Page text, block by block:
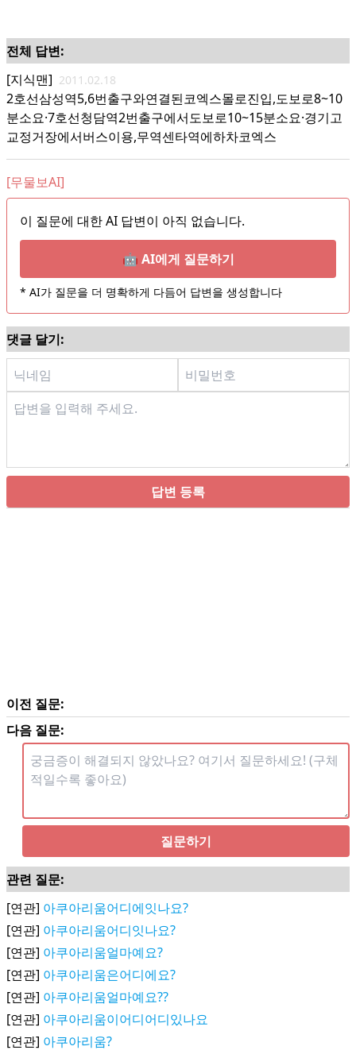
전체 답변:
[지식맨] 2011.02.18
2호선삼성역5,6번출구와연결된코엑스몰로진입,도보로8~10
분소요·7호선청담역2번출구에서도보로10~15분소요·경기고
교정거장에서버스이용,무역센타역에하차코엑스
[무물보AI]
이 질문에 대한 AI 답변이 아직 없습니다.
🤖 AI에게 질문하기
* AI가 질문을 더 명확하게 다듬어 답변을 생성합니다
댓글 달기:
답변 등록
이전 질문:
다음 질문:
질문하기
관련 질문:
[연관] 아쿠아리움어디에잇나요?
[연관] 아쿠아리움어디잇나요?
[연관] 아쿠아리움얼마예요?
[연관] 아쿠아리움은어디에요?
[연관] 아쿠아리움얼마예요??
[연관] 아쿠아리움이어디어디있나요
[연관] 아쿠아리움?